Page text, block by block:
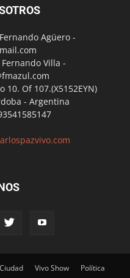
Agüero -
Villa -
10. Of 107.(X5152EYN)
- Argentina
Vivo Show
Política